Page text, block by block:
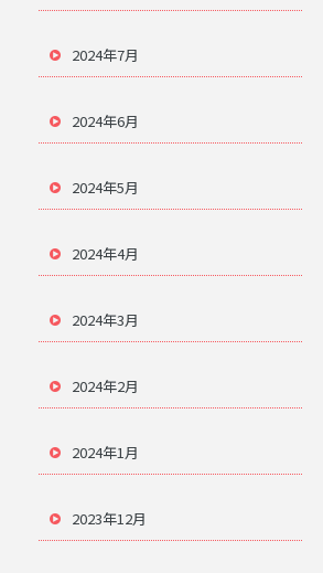
2024年7月
2024年6月
2024年5月
2024年4月
2024年3月
2024年2月
2024年1月
2023年12月